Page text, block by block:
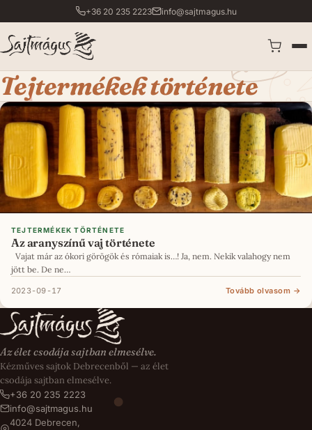
+36 20 235 2223 info@sajtmagus.hu
Kosár
Tejtermékek története
TEJTERMÉKEK TÖRTÉNETE
Az aranyszínű vaj története
Vajat már az ókori görögök és rómaiak is…! Ja, nem. Nekik valahogy nem
jött be. De ne…
2023-09-17 Tovább olvasom →
Az élet csodája sajtban elmesélve.
Kézműves sajtok Debrecenből — az élet
csodája sajtban elmesélve.
+36 20 235 2223
info@sajtmagus.hu
4024 Debrecen,